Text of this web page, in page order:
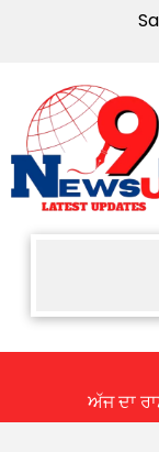
ਅੱਜ ਦਾ ਰਾਸ਼ੀਫਲ